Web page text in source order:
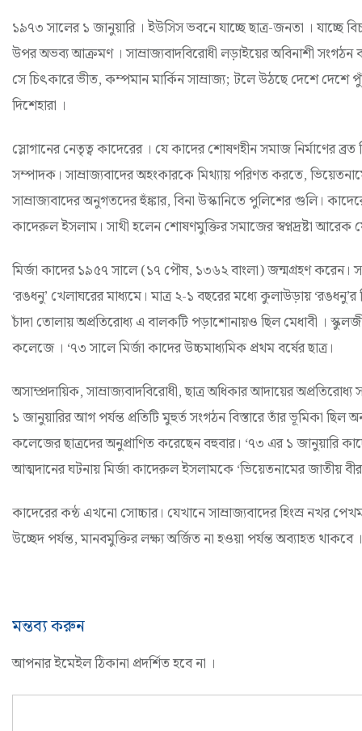
১৯৭৩ সালের ১ জানুয়ারি । ইউসিস ভবনে যাচ্ছে ছাত্র-জনতা । যাচ্ছে
উপর অভব্য আক্রমণ । সাম্রাজ্যবাদবিরোধী লড়াইয়ের অবিনাশী সংগঠন
সে চিৎকারে ভীত, কম্পমান মার্কিন সাম্রাজ্য; টলে উঠছে দেশে দেশে
দিশেহারা ।
স্লোগানের নেতৃত্ব কাদেরের । যে কাদের শোষণহীন সমাজ নির্মাণের
সম্পাদক। সাম্রাজ্যবাদের অহংকারকে মিথ্যায় পরিণত করতে,
সাম্রাজ্যবাদের অনুগতদের হুঁঙ্কার, বিনা উস্কানিতে পুলিশের গুলি।
কাদেরুল ইসলাম। সাথী হলেন শোষণমুক্তির সমাজের স্বপ্নদ্রষ্টা আরেক
মির্জা কাদের ১৯৫৭ সালে (১৭ পৌষ, ১৩৬২ বাংলা) জন্মগ্রহণ করেন।
‘রঙধনু’ খেলাঘরের মাধ্যমে। মাত্র ২-১ বছরের মধ্যে কুলাউড়ায়
চাঁদা তোলায় অপ্রতিরোধ্য এ বালকটি পড়াশোনায়ও ছিল মেধাবী ।
কলেজে । ‘৭৩ সালে মির্জা কাদের উচ্চমাধ্যমিক প্রথম বর্ষের ছাত্র।
অসাম্প্রদায়িক, সাম্রাজ্যবাদবিরোধী, ছাত্র অধিকার আদায়ের
১ জানুয়ারির আগ পর্যন্ত প্রতিটি মুহুর্ত সংগঠন বিস্তারে তাঁর ভূমিকা ছিল
কলেজের ছাত্রদের অনুপ্রাণিত করেছেন বহুবার। ‘৭৩ এর ১ জানুয়ারি
আত্মদানের ঘটনায় মির্জা কাদেরুল ইসলামকে ‘ভিয়েতনামের জাতীয়
কাদেরের কন্ঠ এখনো সোচ্চার। যেখানে সাম্রাজ্যবাদের হিংস্র নখর
উচ্ছেদ পর্যন্ত, মানবমুক্তির লক্ষ্য অর্জিত না হওয়া পর্যন্ত অব্যাহত
মন্তব্য করুন
আপনার ইমেইল ঠিকানা প্রদর্শিত হবে না ।